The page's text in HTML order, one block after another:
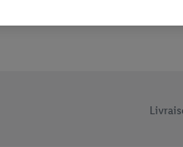
de vente uniques de Lidl.be
peuvent également être affichées
de Lidl peuvent vous être
sur « Refuser », vous pouvez
», vous autorisez tous les